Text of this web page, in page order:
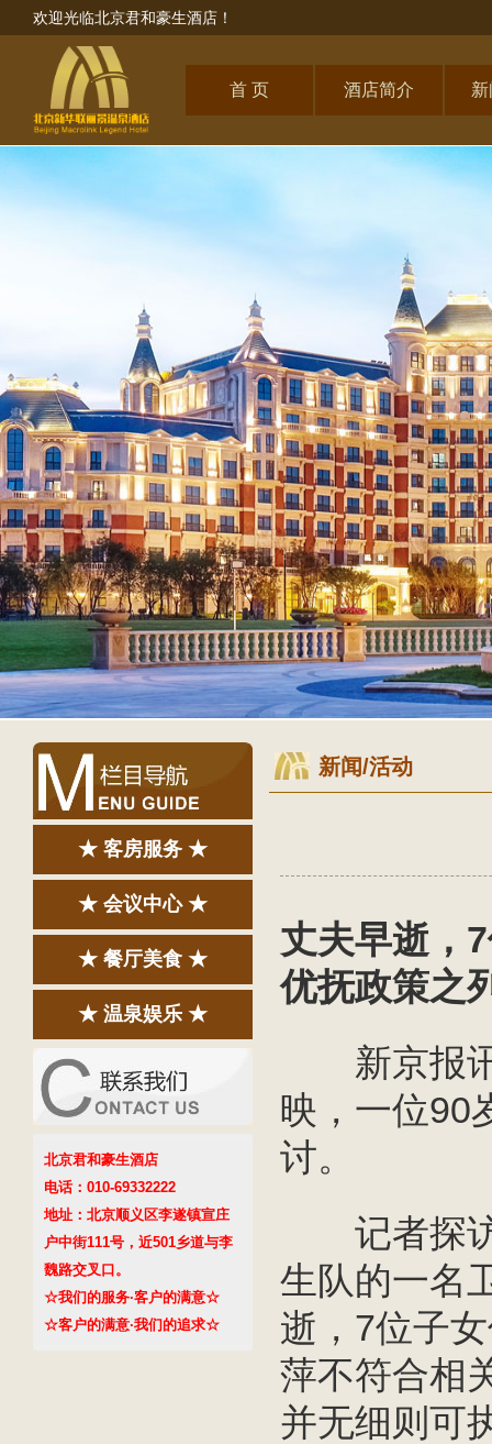
欢迎光临北京君和豪生酒店！
首 页 酒店简介
★ 客房服务 ★
★ 会议中心 ★
★ 餐厅美食 ★
★ 温泉娱乐 ★
北京君和豪生酒店
电话：010-69332222
地址：北京顺义区李遂镇宣庄
户中街111号，近501乡道与李
魏路交叉口。
☆我们的服务·客户的满意☆
☆客户的满意·我们的追求☆
新闻/活动
丈夫早逝，
优抚政策之
新京报讯
映，一位90
讨。
记者探访
生队的一名
逝，7位子
萍不符合相
并无细则可